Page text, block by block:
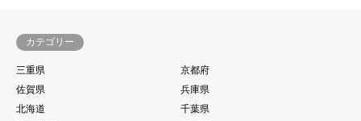
カテゴリー
三重県
京都府
佐賀県
兵庫県
北海道
千葉県